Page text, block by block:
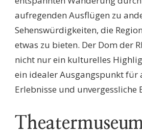
aufregenden Ausflügen zu
Sehenswürdigkeiten, die
etwas zu bieten. Der Dom der
nicht nur ein kulturelles
ein idealer Ausgangspunkt für
Erlebnisse und unvergessliche